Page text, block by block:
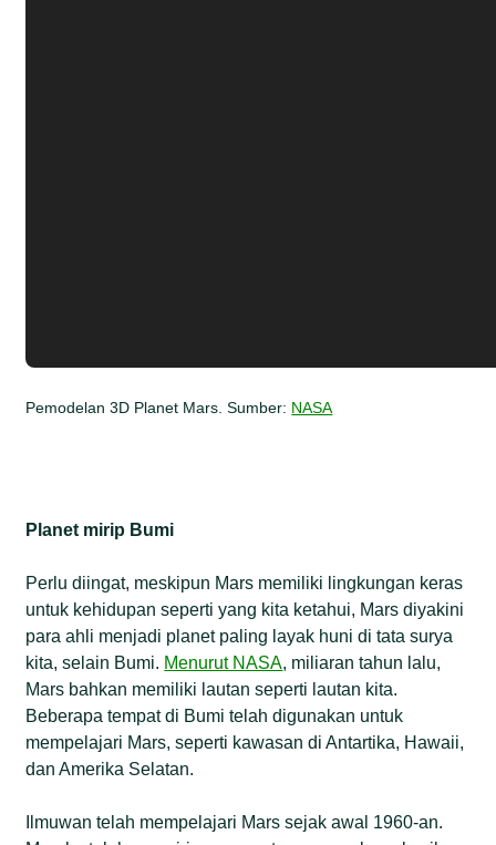
Pemodelan 3D Planet Mars. Sumber: NASA
Planet mirip Bumi
Perlu diingat, meskipun Mars memiliki lingkungan keras
untuk kehidupan seperti yang kita ketahui, Mars diyakini
para ahli menjadi planet paling layak huni di tata surya
kita, selain Bumi. Menurut NASA, miliaran tahun lalu,
Mars bahkan memiliki lautan seperti lautan kita.
Beberapa tempat di Bumi telah digunakan untuk
mempelajari Mars, seperti kawasan di Antartika, Hawaii,
dan Amerika Selatan.
Ilmuwan telah mempelajari Mars sejak awal 1960-an.